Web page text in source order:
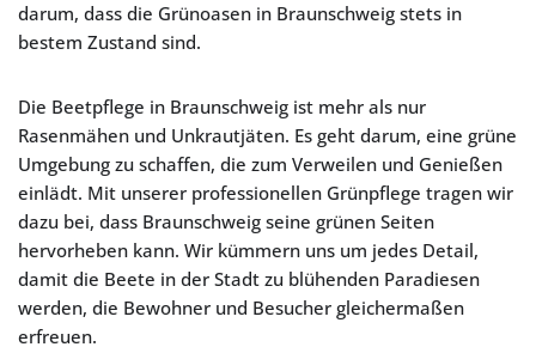
darum, dass die Grünoasen in Braunschweig stets in
bestem Zustand sind.
Die Beetpflege in Braunschweig ist mehr als nur
Rasenmähen und Unkrautjäten. Es geht darum, eine grüne
Umgebung zu schaffen, die zum Verweilen und Genießen
einlädt. Mit unserer professionellen Grünpflege tragen wir
dazu bei, dass Braunschweig seine grünen Seiten
hervorheben kann. Wir kümmern uns um jedes Detail,
damit die Beete in der Stadt zu blühenden Paradiesen
werden, die Bewohner und Besucher gleichermaßen
erfreuen.